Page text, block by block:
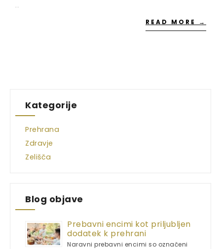
…
READ MORE →
Kategorije
Prehrana
Zdravje
Zelišča
Blog objave
Prebavni encimi kot priljubljen
dodatek k prehrani
Naravni prebavni encimi so označeni